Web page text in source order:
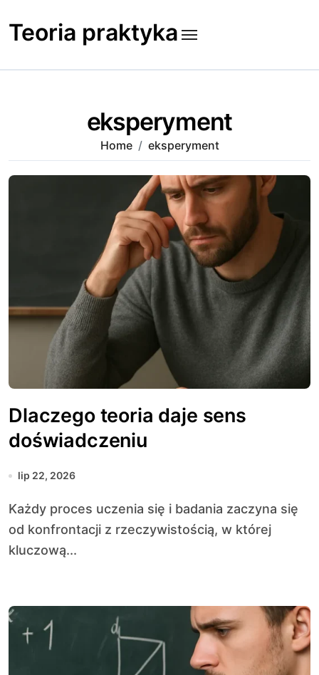
to
content
Teoria praktyka
eksperyment
Home eksperyment
Dlaczego teoria daje sens
doświadczeniu
lip 22, 2026
Każdy proces uczenia się i badania zaczyna się
od konfrontacji z rzeczywistością, w której
kluczową...